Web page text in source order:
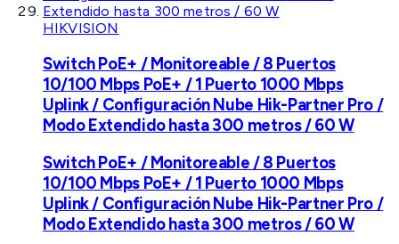
HIKVISION
Switch PoE+ / Monitoreable / 8 Puertos
10/100 Mbps PoE+ / 1 Puerto 1000 Mbps
Uplink / Configuración Nube Hik-Partner Pro /
Modo Extendido hasta 300 metros / 60 W
Switch PoE+ / Monitoreable / 8 Puertos
10/100 Mbps PoE+ / 1 Puerto 1000 Mbps
Uplink / Configuración Nube Hik-Partner Pro /
Modo Extendido hasta 300 metros / 60 W